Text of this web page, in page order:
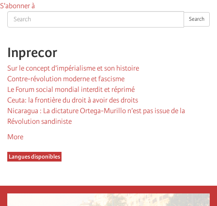
Search Search
Inprecor
Sur le concept d’impérialisme et son histoire
Contre-révolution moderne et fascisme
Le Forum social mondial interdit et réprimé
Ceuta: la frontière du droit à avoir des droits
Nicaragua : La dictature Ortega-Murillo n’est pas issue de la
Révolution sandiniste
More
Langues disponibles
S'abonner à